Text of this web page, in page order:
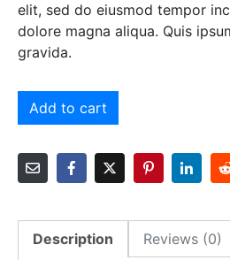
elit, sed do eiusmod tempor
dolore magna aliqua. Quis
gravida.
Add to cart
Description Reviews (0)